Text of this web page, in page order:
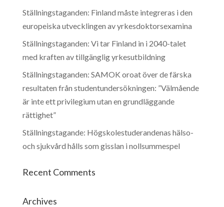
Ställningstaganden: Finland måste integreras i den
europeiska utvecklingen av yrkesdoktorsexamina
Ställningstaganden: Vi tar Finland in i 2040-talet
med kraften av tillgänglig yrkesutbildning
Ställningstaganden: SAMOK oroat över de färska
resultaten från studentundersökningen: ”Välmående
är inte ett privilegium utan en grundläggande
rättighet”
Ställningstagande: Högskolestuderandenas hälso-
och sjukvård hålls som gisslan i nollsummespel
Recent Comments
Archives